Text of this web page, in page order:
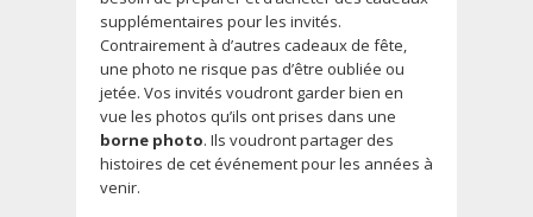
supplémentaires pour les invités.
Contrairement à d’autres cadeaux de fête,
une photo ne risque pas d’être oubliée ou
jetée. Vos invités voudront garder bien en
vue les photos qu’ils ont prises dans une
borne photo. Ils voudront partager des
histoires de cet événement pour les années à
venir.